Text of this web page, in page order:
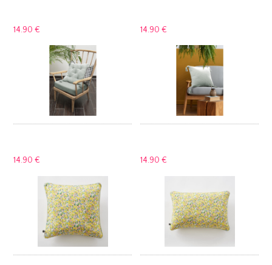
14.90 € 14.90 €
14.90 € 14.90 €